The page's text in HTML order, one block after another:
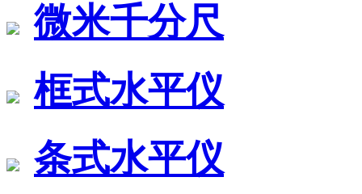
微米千分尺
框式水平仪
条式水平仪